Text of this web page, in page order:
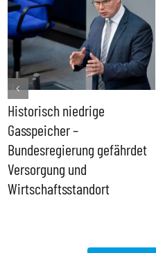
Historisch niedrige
Gasspeicher –
Bundesregierung gefährdet
Versorgung und
Wirtschaftsstandort